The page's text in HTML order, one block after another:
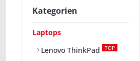
Kategorien
Laptops
Lenovo ThinkPad
TOP